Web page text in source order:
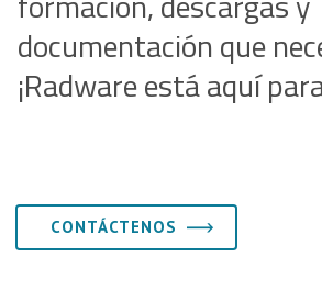
documentación que
¡Radware está aquí
CONTÁCTENOS